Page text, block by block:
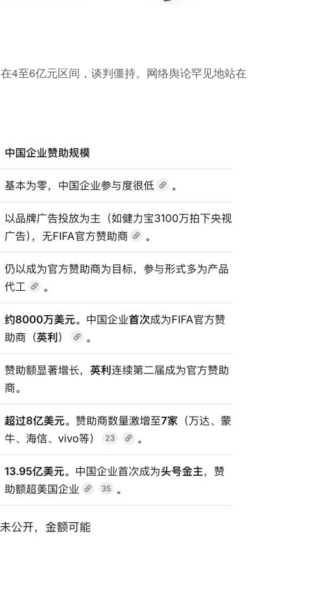
4至6亿元区间，谈判僵持。网络舆论罕见地站在